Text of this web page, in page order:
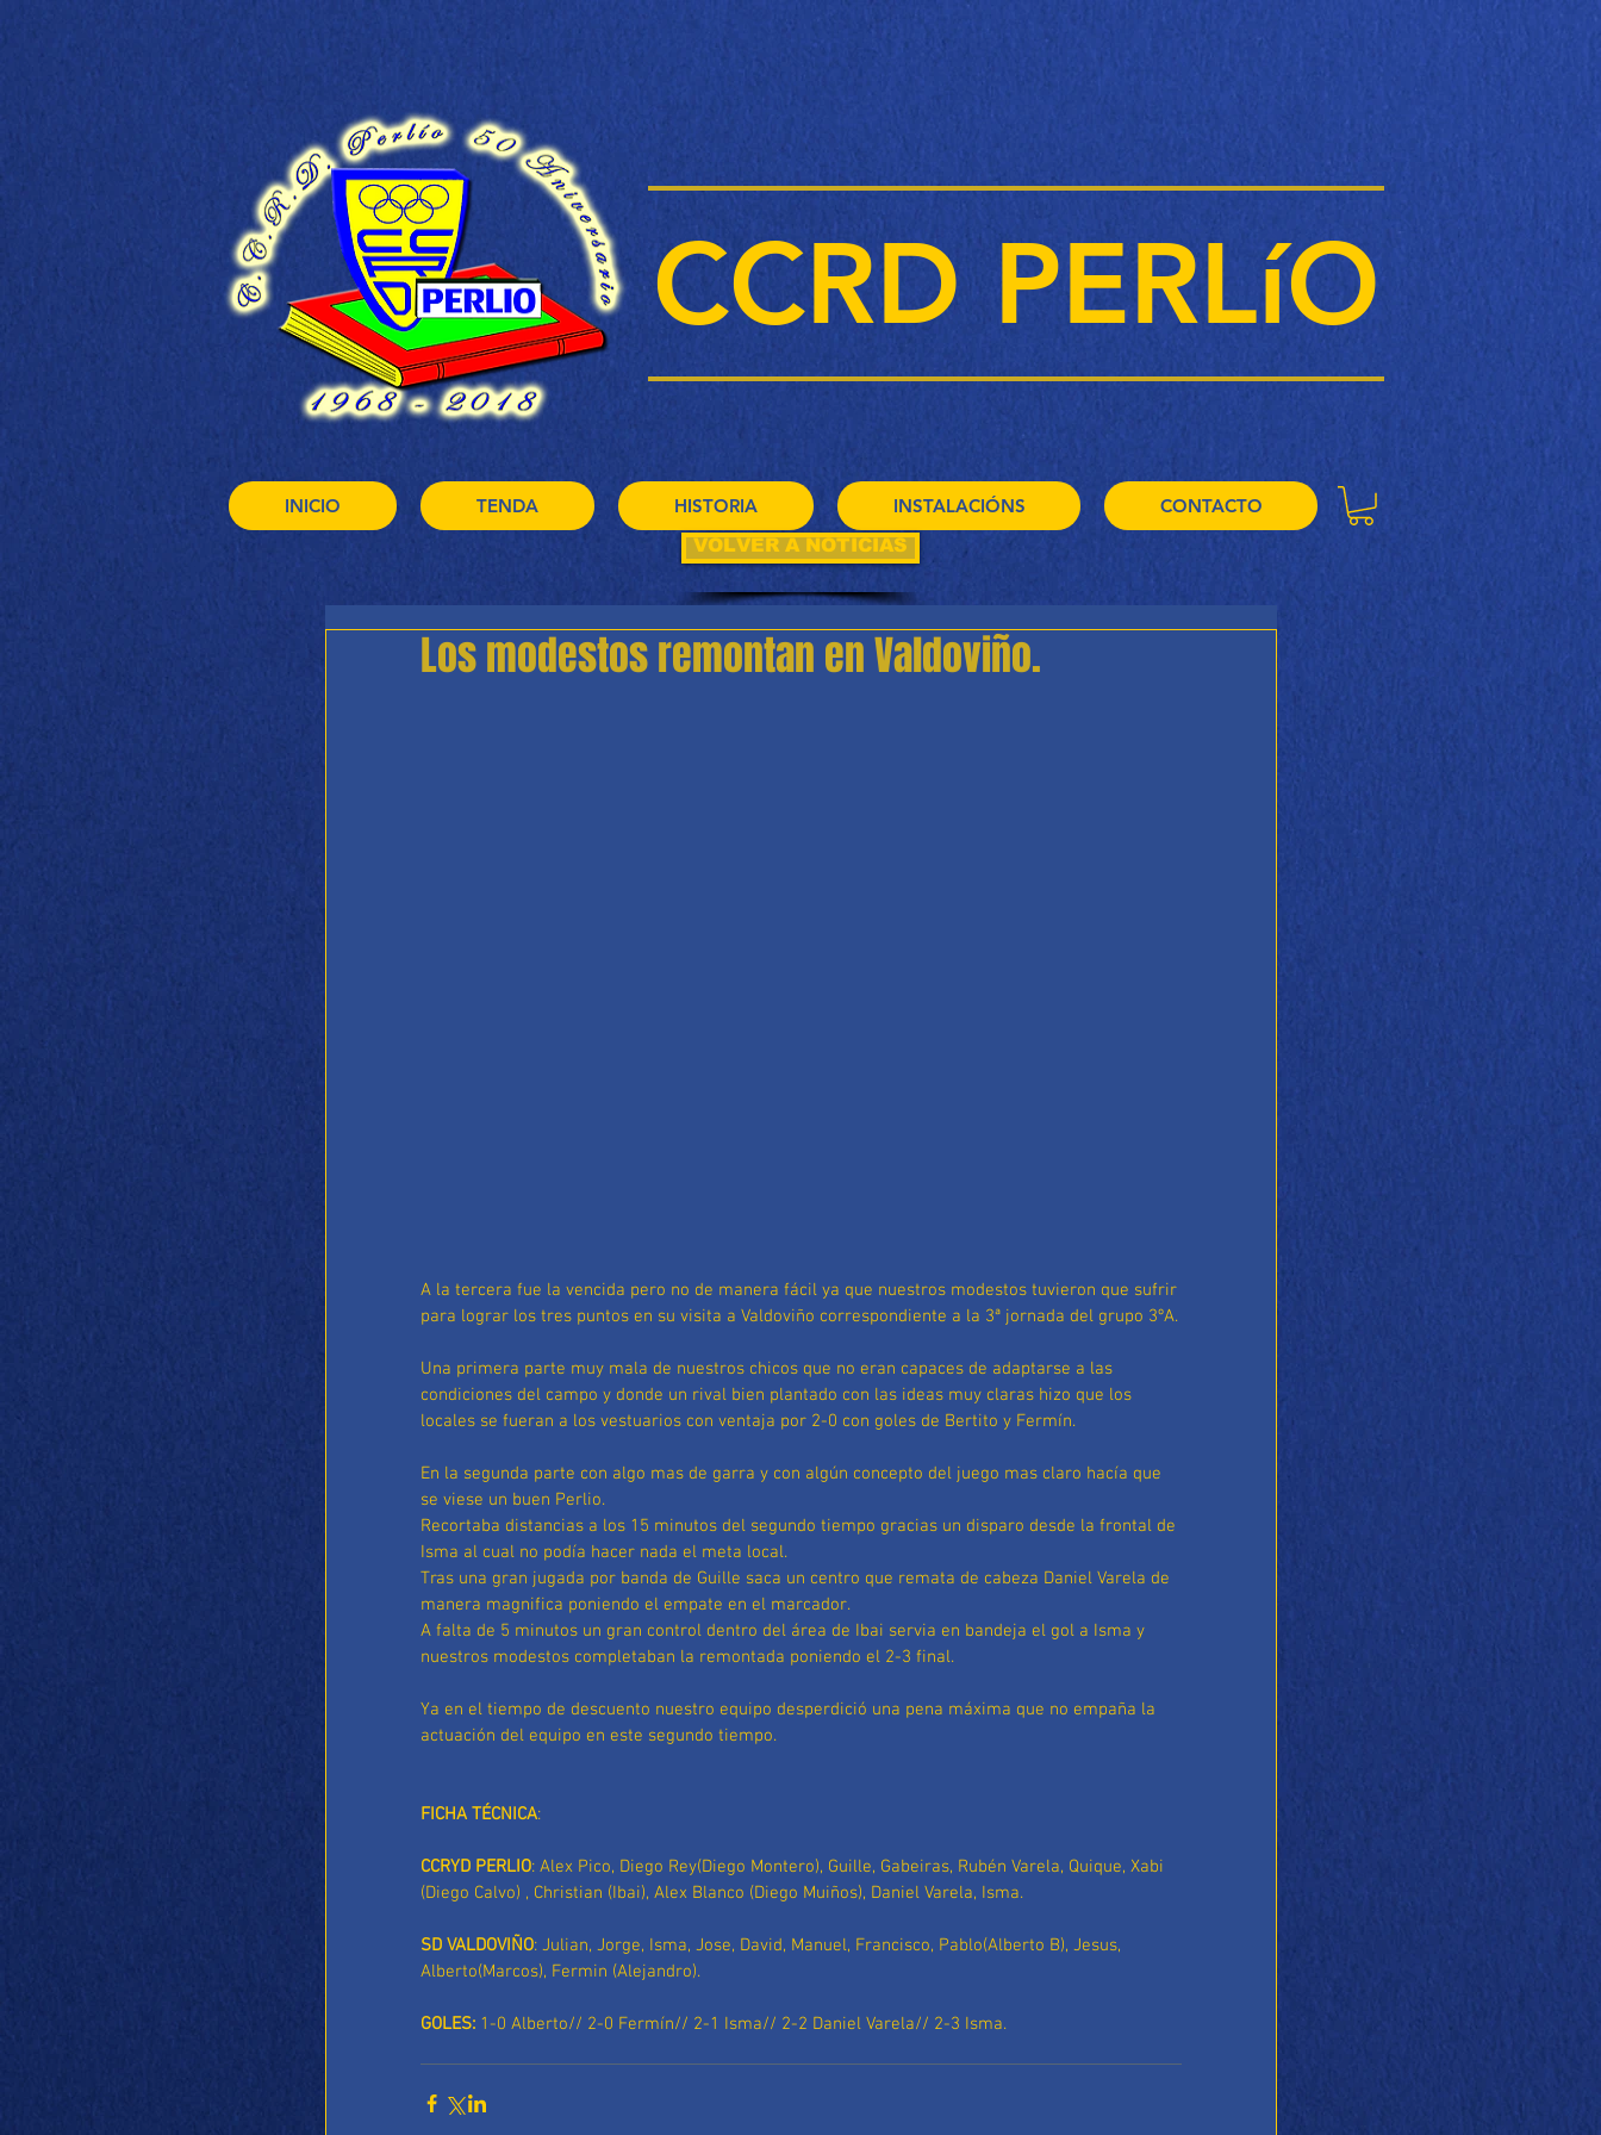
CCRD PERLíO
INICIO TENDA HISTORIA INSTALACIÓNS CONTACTO
VOLVER A NOTICIAS
Los modestos remontan en Valdoviño.
A la tercera fue la vencida pero no de manera fácil ya que nuestros modestos tuvieron que sufrir
para lograr los tres puntos en su visita a Valdoviño correspondiente a la 3ª jornada del grupo 3ºA.
Una primera parte muy mala de nuestros chicos que no eran capaces de adaptarse a las
condiciones del campo y donde un rival bien plantado con las ideas muy claras hizo que los
locales se fueran a los vestuarios con ventaja por 2-0 con goles de Bertito y Fermín.
En la segunda parte con algo mas de garra y con algún concepto del juego mas claro hacía que
se viese un buen Perlio.
Recortaba distancias a los 15 minutos del segundo tiempo gracias un disparo desde la frontal de
Isma al cual no podía hacer nada el meta local.
Tras una gran jugada por banda de Guille saca un centro que remata de cabeza Daniel Varela de
manera magnifica poniendo el empate en el marcador.
A falta de 5 minutos un gran control dentro del área de Ibai servia en bandeja el gol a Isma y
nuestros modestos completaban la remontada poniendo el 2-3 final.
Ya en el tiempo de descuento nuestro equipo desperdició una pena máxima que no empaña la
actuación del equipo en este segundo tiempo.
FICHA TÉCNICA:
CCRYD PERLIO: Alex Pico, Diego Rey(Diego Montero), Guille, Gabeiras, Rubén Varela, Quique, Xabi
(Diego Calvo) , Christian (Ibai), Alex Blanco (Diego Muiños), Daniel Varela, Isma.
SD VALDOVIÑO: Julian, Jorge, Isma, Jose, David, Manuel, Francisco, Pablo(Alberto B), Jesus,
Alberto(Marcos), Fermin (Alejandro).
GOLES: 1-0 Alberto// 2-0 Fermín// 2-1 Isma// 2-2 Daniel Varela// 2-3 Isma.